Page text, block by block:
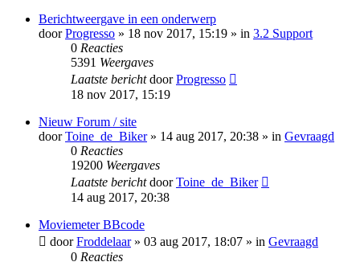
Berichtweergave in een onderwerp
doorProgresso » 18 nov 2017, 15:19 » in 3.2 Support
0 Reacties
5391 Weergaves
Laatste berichtdoorProgresso
18 nov 2017, 15:19
Nieuw Forum / site
doorToine_de_Biker» 14 aug 2017, 20:38 » in Gevraagd
0 Reacties
19200 Weergaves
Laatste berichtdoorToine_de_Biker
14 aug 2017, 20:38
Moviemeter BBcode
doorFroddelaar» 03 aug 2017, 18:07 » in Gevraagd
0 Reacties